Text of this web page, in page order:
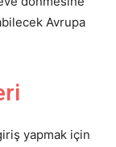
Avrupa
yapmak için